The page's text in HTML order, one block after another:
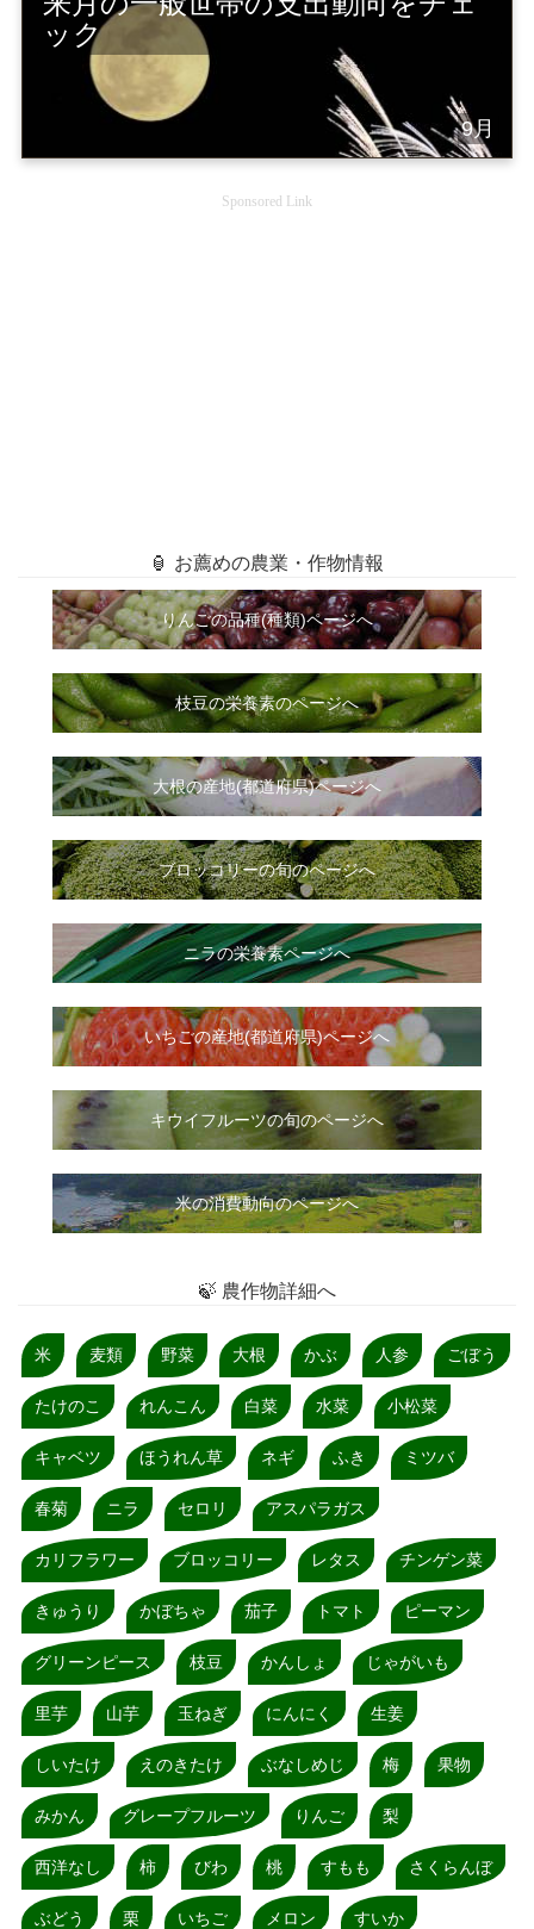
ック
9月
Sponsored Link
🏮 お薦めの農業・作物情報
りんごの品種(種類)ページへ
枝豆の栄養素のページへ
大根の産地(都道府県)ページへ
ブロッコリーの旬のページへ
ニラの栄養素ページへ
いちごの産地(都道府県)ページへ
キウイフルーツの旬のページへ
米の消費動向のページへ
🍃 農作物詳細へ
米 麦類 野菜 大根 かぶ 人参 ごぼう
たけのこ れんこん 白菜 水菜 小松菜
キャベツ ほうれん草 ネギ ふき ミツバ
春菊 ニラ セロリ アスパラガス
カリフラワー ブロッコリー レタス チンゲン菜
きゅうり かぼちゃ 茄子 トマト ピーマン
グリーンピース 枝豆 かんしょ じゃがいも
里芋 山芋 玉ねぎ にんにく 生姜
しいたけ えのきたけ ぶなしめじ 梅 果物
みかん グレープフルーツ りんご 梨
西洋なし 柿 びわ 桃 すもも さくらんぼ
ぶどう 栗 いちご メロン すいか